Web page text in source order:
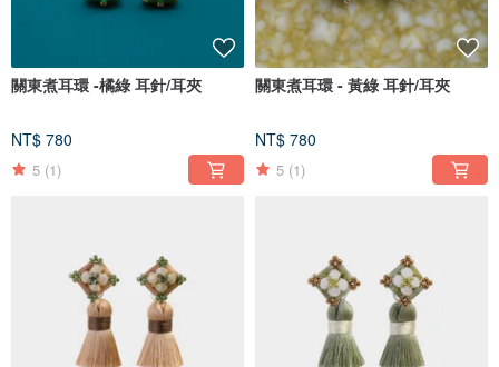
關東煮耳環 -橘綠 耳針/耳夾
NT$ 780
5 (1)
關東煮耳環 - 黃綠 耳針/耳夾
NT$ 780
5 (1)